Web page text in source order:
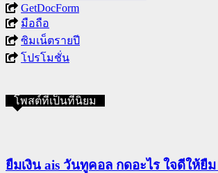
GetDocForm
มือถือ
ซิมเน็ตรายปี
โปรโมชั่น
โพสต์ที่เป็นที่นิยม
ยืมเงิน ais วันทูคอล กดอะไร ใจดีให้ยื